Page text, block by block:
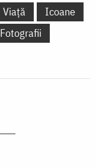
Viață
Icoane
Fotografii